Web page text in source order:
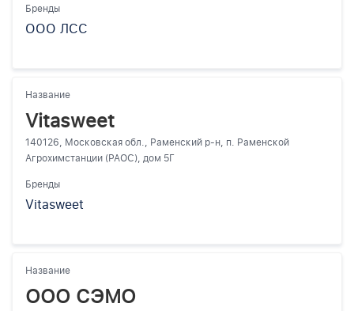
Бренды
ООО ЛСС
Название
Vitasweet
140126, Московская обл., Раменский р-н, п. Раменской
Агрохимстанции (РАОС), дом 5Г
Бренды
Vitasweet
Название
ООО СЭМО